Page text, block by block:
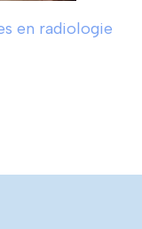
en radiologie